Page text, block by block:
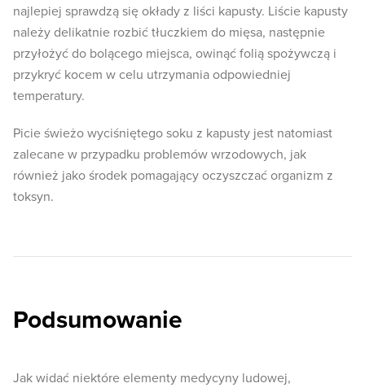
najlepiej sprawdzą się okłady z liści kapusty. Liście kapusty
należy delikatnie rozbić tłuczkiem do mięsa, następnie
przyłożyć do bolącego miejsca, owinąć folią spożywczą i
przykryć kocem w celu utrzymania odpowiedniej
temperatury.
Picie świeżo wyciśniętego soku z kapusty jest natomiast
zalecane w przypadku problemów wrzodowych, jak
również jako środek pomagający oczyszczać organizm z
toksyn.
Podsumowanie
Jak widać niektóre elementy medycyny ludowej,